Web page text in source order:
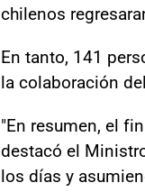
chilenos
En tanto, 141
la colaboración
"En resumen, el
destacó el
los días y